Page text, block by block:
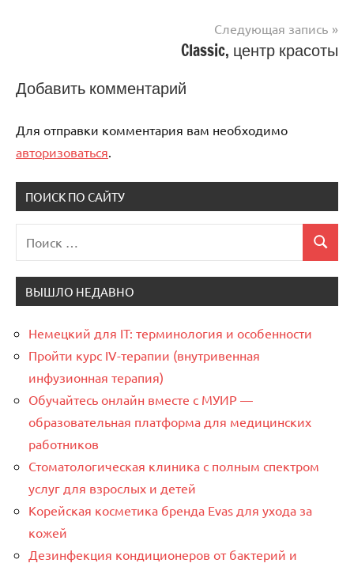
Следующая запись
Classic, центр красоты
Добавить комментарий
Для отправки комментария вам необходимо
авторизоваться
ПОИСК ПО САЙТУ
для:
Поиск
ВЫШЛО НЕДАВНО
Немецкий для IT: терминология и особенности
Пройти курс IV-терапии (внутривенная
инфузионная терапия)
Обучайтесь онлайн вместе с МУИР —
образовательная платформа для медицинских
работников
Стоматологическая клиника с полным спектром
услуг для взрослых и детей
Корейская косметика бренда Evas для ухода за
кожей
Дезинфекция кондиционеров от бактерий и